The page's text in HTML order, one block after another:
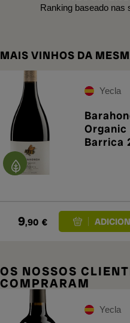
Ranking baseado nas
MAIS VINHOS DA
Yecla
Organic
Barrica
9,90 €
OS NOSSOS
COMPRARAM
Yecla